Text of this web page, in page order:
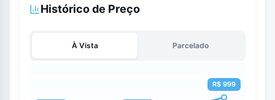
Histórico de Preço
À Vista Parcelado